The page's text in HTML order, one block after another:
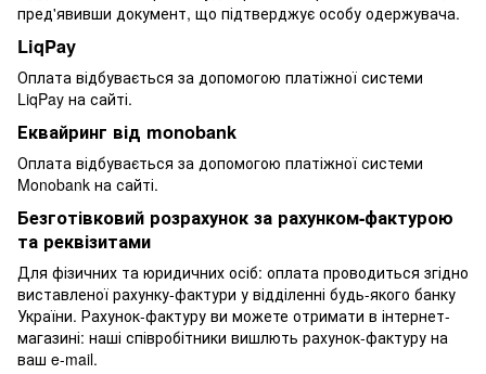
пред'явивши документ, що підтверджує особу одержувача.
LiqPay
Оплата відбувається за допомогою платіжної системи
LiqPay на сайті.
Еквайринг від monobank
Оплата відбувається за допомогою платіжної системи
Monobank на сайті.
Безготівковий розрахунок за рахунком-фактурою
та реквізитами
Для фізичних та юридичних осіб: оплата проводиться згідно
виставленої рахунку-фактури у відділенні будь-якого банку
України. Рахунок-фактуру ви можете отримати в інтернет-
магазині: наші співробітники вишлють рахунок-фактуру на
ваш e-mail.